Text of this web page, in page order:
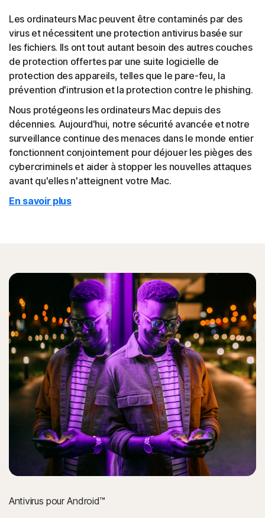
Les ordinateurs Mac peuvent être contaminés par des
virus et nécessitent une protection antivirus basée sur
les fichiers. Ils ont tout autant besoin des autres couches
de protection offertes par une suite logicielle de
protection des appareils, telles que le pare-feu, la
prévention d'intrusion et la protection contre le phishing.
Nous protégeons les ordinateurs Mac depuis des
décennies. Aujourd'hui, notre sécurité avancée et notre
surveillance continue des menaces dans le monde entier
fonctionnent conjointement pour déjouer les pièges des
cybercriminels et aider à stopper les nouvelles attaques
avant qu'elles n'atteignent votre Mac.
En savoir plus
Antivirus pour Android™